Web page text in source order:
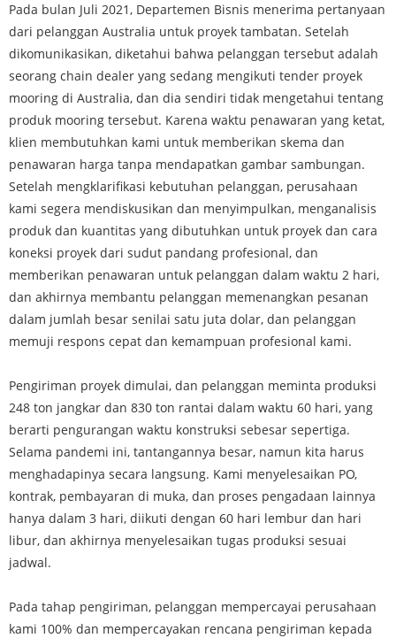
Pada bulan Juli 2021, Departemen Bisnis menerima pertanyaan
dari pelanggan Australia untuk proyek tambatan. Setelah
dikomunikasikan, diketahui bahwa pelanggan tersebut adalah
seorang chain dealer yang sedang mengikuti tender proyek
mooring di Australia, dan dia sendiri tidak mengetahui tentang
produk mooring tersebut. Karena waktu penawaran yang ketat,
klien membutuhkan kami untuk memberikan skema dan
penawaran harga tanpa mendapatkan gambar sambungan.
Setelah mengklarifikasi kebutuhan pelanggan, perusahaan
kami segera mendiskusikan dan menyimpulkan, menganalisis
produk dan kuantitas yang dibutuhkan untuk proyek dan cara
koneksi proyek dari sudut pandang profesional, dan
memberikan penawaran untuk pelanggan dalam waktu 2 hari,
dan akhirnya membantu pelanggan memenangkan pesanan
dalam jumlah besar senilai satu juta dolar, dan pelanggan
memuji respons cepat dan kemampuan profesional kami.
Pengiriman proyek dimulai, dan pelanggan meminta produksi
248 ton jangkar dan 830 ton rantai dalam waktu 60 hari, yang
berarti pengurangan waktu konstruksi sebesar sepertiga.
Selama pandemi ini, tantangannya besar, namun kita harus
menghadapinya secara langsung. Kami menyelesaikan PO,
kontrak, pembayaran di muka, dan proses pengadaan lainnya
hanya dalam 3 hari, diikuti dengan 60 hari lembur dan hari
libur, dan akhirnya menyelesaikan tugas produksi sesuai
jadwal.
Pada tahap pengiriman, pelanggan mempercayai perusahaan
kami 100% dan mempercayakan rencana pengiriman kepada